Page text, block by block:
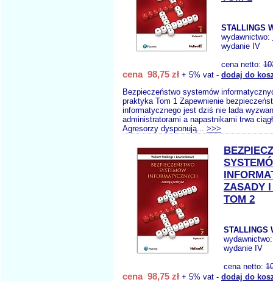
STALLINGS
wydawnictwo:
wydanie IV
cena netto:
cena 98,75 zł + 5% vat - dodaj do
Bezpieczeństwo systemów
praktyka Tom 1 Zapewnienie
informatycznego jest dziś nie lada
administratorami a napastnikami trwa
Agresorzy dysponują... >>>
ZASADY
TOM 2
STALLINGS
wydanie IV
cena netto:
cena 98,75 zł + 5% vat - dodaj do